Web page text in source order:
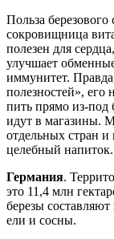
Польза
сокровищница
полезен для
улучшает
иммунитет.
полезностей», его
пить прямо из-под
идут в магазины.
отдельных стран и
целебный напиток.
Германия.
это 11,4 млн
березы
ели и сосны.